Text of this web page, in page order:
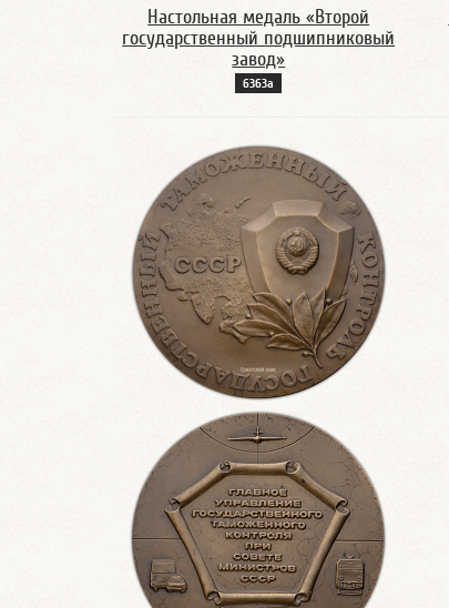
Настольная медаль «Второй
государственный подшипниковый
завод»
6363а